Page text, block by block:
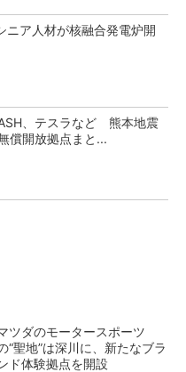
ニア人材が核融合発電炉開
、テスラなど 熊本地震
償開放拠点まと...
ツダのモータースポーツ
“聖地”は深川に、新たなブラ
ド体験拠点を開設